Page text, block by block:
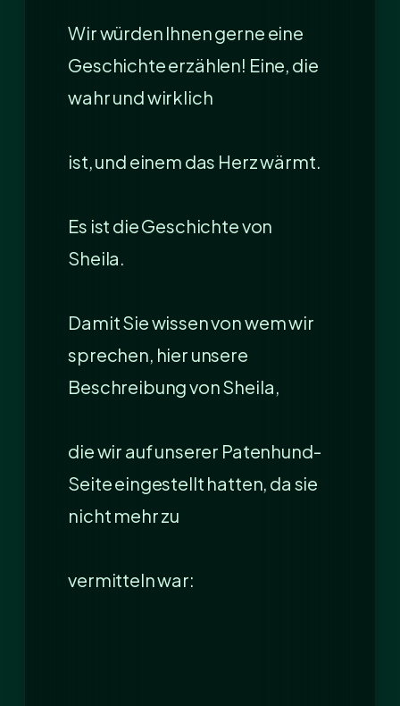
Wir würden Ihnen gerne eine
Geschichte erzählen! Eine, die
wahr und wirklich
ist, und einem das Herz wärmt.
Es ist die Geschichte von
Sheila.
Damit Sie wissen von wem wir
sprechen, hier unsere
Beschreibung von Sheila,
die wir auf unserer Patenhund-
Seite eingestellt hatten, da sie
nicht mehr zu
vermitteln war: